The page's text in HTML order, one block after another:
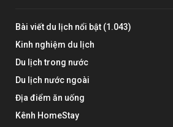
Bài viết du lịch nổi bật (1.043)
Kinh nghiệm du lịch
Du lịch trong nước
Du lịch nước ngoài
Địa điểm ăn uống
Kênh HomeStay